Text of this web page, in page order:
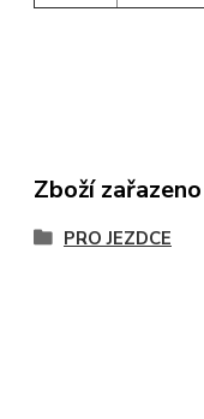
Zboží
PRO JEZDCE